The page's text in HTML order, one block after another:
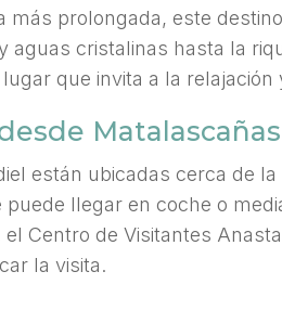
más prolongada, este
aguas cristalinas hasta la
que invita a la relajación
Matalascañas
están ubicadas cerca de
puede llegar en coche o
Centro de Visitantes
la visita.